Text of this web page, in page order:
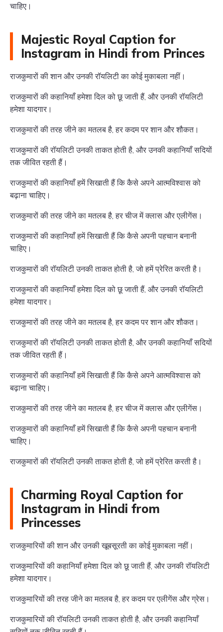
चाहिए।
Majestic Royal Caption for
Instagram in Hindi from Princes
राजकुमारों की शान और उनकी रॉयलिटी का कोई मुकाबला नहीं।
राजकुमारों की कहानियाँ हमेशा दिल को छू जाती हैं, और उनकी रॉयलिटी
हमेशा यादगार।
राजकुमारों की तरह जीने का मतलब है, हर कदम पर शान और शौकत।
राजकुमारों की रॉयलिटी उनकी ताकत होती है, और उनकी कहानियाँ सदियों
तक जीवित रहती हैं।
राजकुमारों की कहानियाँ हमें सिखाती हैं कि कैसे अपने आत्मविश्वास को
बढ़ाना चाहिए।
राजकुमारों की तरह जीने का मतलब है, हर चीज में क्लास और एलीगेंस।
राजकुमारों की कहानियाँ हमें सिखाती हैं कि कैसे अपनी पहचान बनानी
चाहिए।
राजकुमारों की रॉयलिटी उनकी ताकत होती है, जो हमें प्रेरित करती है।
राजकुमारों की कहानियाँ हमेशा दिल को छू जाती हैं, और उनकी रॉयलिटी
हमेशा यादगार।
राजकुमारों की तरह जीने का मतलब है, हर कदम पर शान और शौकत।
राजकुमारों की रॉयलिटी उनकी ताकत होती है, और उनकी कहानियाँ सदियों
तक जीवित रहती हैं।
राजकुमारों की कहानियाँ हमें सिखाती हैं कि कैसे अपने आत्मविश्वास को
बढ़ाना चाहिए।
राजकुमारों की तरह जीने का मतलब है, हर चीज में क्लास और एलीगेंस।
राजकुमारों की कहानियाँ हमें सिखाती हैं कि कैसे अपनी पहचान बनानी
चाहिए।
राजकुमारों की रॉयलिटी उनकी ताकत होती है, जो हमें प्रेरित करती है।
Charming Royal Caption for
Instagram in Hindi from
Princesses
राजकुमारियों की शान और उनकी खूबसूरती का कोई मुकाबला नहीं।
राजकुमारियों की कहानियाँ हमेशा दिल को छू जाती हैं, और उनकी रॉयलिटी
हमेशा यादगार।
राजकुमारियों की तरह जीने का मतलब है, हर कदम पर एलीगेंस और ग्रेस।
राजकुमारियों की रॉयलिटी उनकी ताकत होती है, और उनकी कहानियाँ